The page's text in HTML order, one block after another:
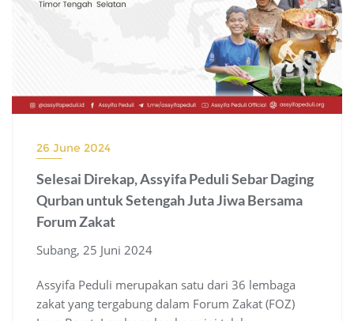
26 June 2024
Selesai Direkap, Assyifa Peduli Sebar Daging
Qurban untuk Setengah Juta Jiwa Bersama
Forum Zakat
Subang, 25 Juni 2024
Assyifa Peduli merupakan satu dari 36 lembaga
zakat yang tergabung dalam Forum Zakat (FOZ)